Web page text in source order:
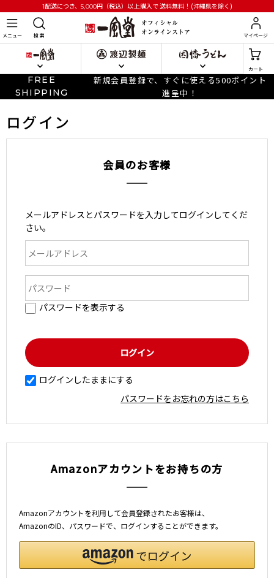
1配送につき、5,000円 （税込）以上購入で送料無料！(沖縄県を除く)
メニュー 検 索 マイページ
カート
FREE
SHIPPING
新規会員登録で、すぐに使える500ポイント
進呈中！
ログイン
会員のお客様
メールアドレスとパスワードを入力してログインしてくだ
さい。
パスワードを表示する
ログインしたままにする
パスワードをお忘れの方はこちら
Amazonアカウントをお持ちの方
Amazonアカウントを利用して会員登録されたお客様は、
AmazonのID、パスワードで、ログインすることができます。